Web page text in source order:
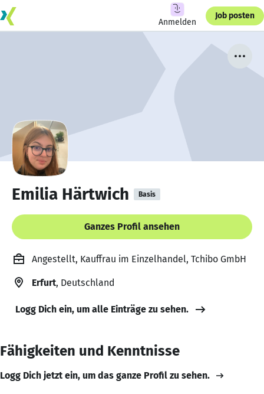
Anmelden
Job posten
Emilia Härtwich Basis
Ganzes Profil ansehen
Angestellt, Kauffrau im Einzelhandel, Tchibo GmbH
Erfurt, Deutschland
Logg Dich ein, um alle Einträge zu sehen.
Fähigkeiten und Kenntnisse
Logg Dich jetzt ein, um das ganze Profil zu sehen.